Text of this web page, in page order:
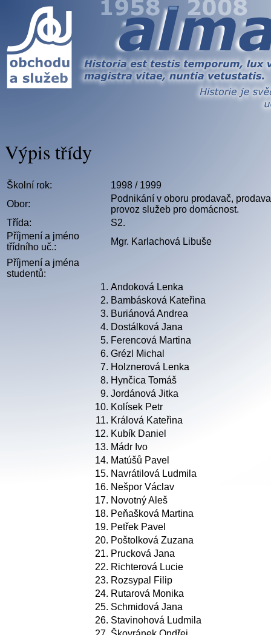
Výpis třídy
Školní rok:
1998 / 1999
Obor:
Podnikání v oboru prodavač,
provoz služeb pro domácnost.
Třída:
S2.
Příjmení a jméno
třídního uč.:
Mgr. Karlachová Libuše
Příjmení a jména
studentů:
1. Andoková Lenka
2. Bambásková Kateřina
3. Buriánová Andrea
4. Dostálková Jana
5. Ferencová Martina
6. Grézl Michal
7. Holznerová Lenka
8. Hynčica Tomáš
9. Jordánová Jitka
10. Kolísek Petr
11. Králová Kateřina
12. Kubík Daniel
13. Mádr Ivo
14. Matúšů Pavel
15. Navrátilová Ludmila
16. Nešpor Václav
17. Novotný Aleš
18. Peňašková Martina
19. Petřek Pavel
20. Poštolková Zuzana
21. Prucková Jana
22. Richterová Lucie
23. Rozsypal Filip
24. Rutarová Monika
25. Schmidová Jana
26. Stavinohová Ludmila